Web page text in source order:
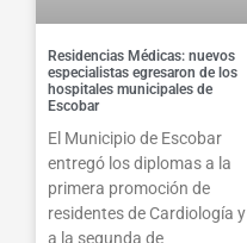
Residencias Médicas: nuevos
especialistas egresaron de los
hospitales municipales de
Escobar
El Municipio de Escobar
entregó los diplomas a la
primera promoción de
residentes de Cardiología y
a la segunda de